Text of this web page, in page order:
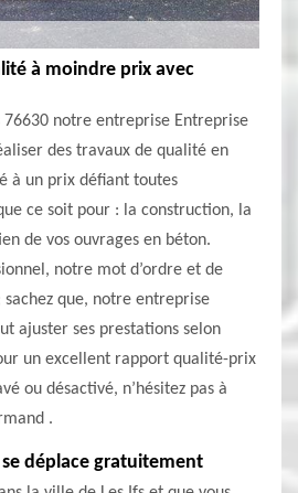
à moindre prix avec
76630 notre entreprise Entreprise
des travaux de qualité en
à un prix défiant toutes
ce soit pour : la construction, la
de vos ouvrages en béton.
notre mot d’ordre et de
que, notre entreprise
ajuster ses prestations selon
un excellent rapport qualité-prix
ou désactivé, n’hésitez pas à
.
déplace gratuitement